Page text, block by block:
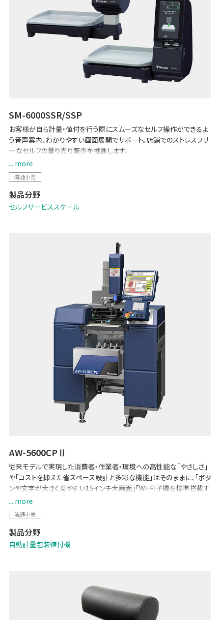
SM-6000SSR/SSP
お客様が自ら計量・値付を行う際にスムーズなセルフ操作ができるよ
う音声案内、わかりやすい画面展開でサポート。店舗でのストレスフリ
ーなセルフの量り売り販売を推進します。
必要な量だけお買い物できる、これからの新しいお買い物方法を、
TERAOKAの最新技術により誰でもスピーディー、簡単に実現します。
... more
流通小売
製品分野
セルフサービススケール
AW-5600CPⅡ
従来モデルで実現した消費者・作業者・環境への高性能な「やさしさ」
や「コストを抑えた省スペース設計と多彩な機能」はそのままに、「ボタ
ンや文字が大きく見やすい15インチ大画面」「Wi-Fi子機を標準搭載す
ることで、マスター管理のための配線工事が不要に」など、各種機能を
強化した汎用包装機です。POSとのデータ連携で生鮮バックルームの
少人数運用を可能にする「生鮮向け生販管理ソリューション -Pack
on Time-」や「TERAOKA IoT サービス」にも対応しています。
... more
流通小売
製品分野
自動計量包装値付機